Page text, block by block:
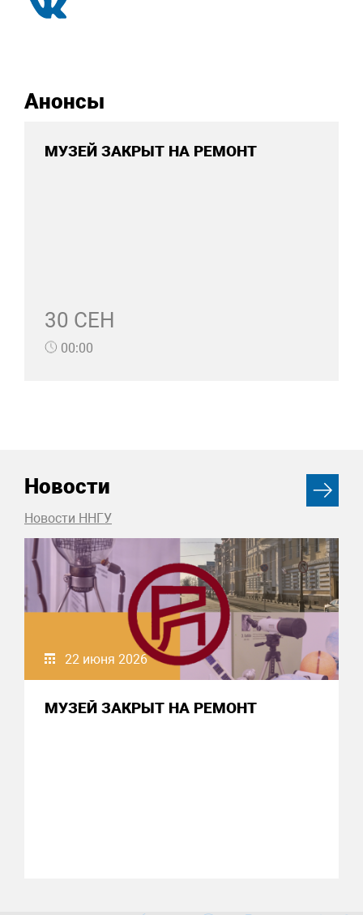
Анонсы
МУЗЕЙ ЗАКРЫТ НА РЕМОНТ
30 СЕН
00:00
Новости
Новости ННГУ
22 июня 2026
МУЗЕЙ ЗАКРЫТ НА РЕМОНТ